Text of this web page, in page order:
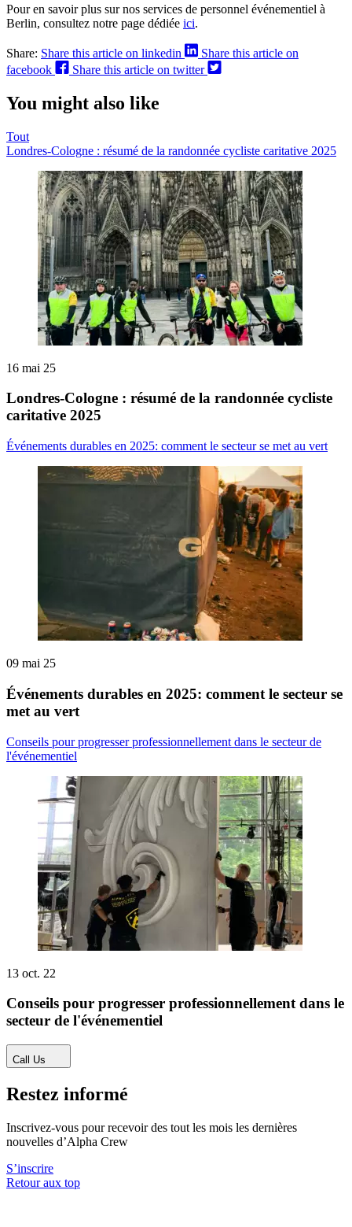
Pour en savoir plus sur nos services de personnel événementiel à
Berlin, consultez notre page dédiée ici.
Share: Share this article on linkedin
Share this article on
facebook
Share this article on twitter
You might also like
Tout
Londres-Cologne : résumé de la randonnée cycliste caritative 2025
16 mai 25
Londres-Cologne : résumé de la randonnée cycliste
caritative 2025
Événements durables en 2025: comment le secteur se met au vert
09 mai 25
Événements durables en 2025: comment le secteur se
met au vert
Conseils pour progresser professionnellement dans le secteur de
l'événementiel
13 oct. 22
Conseils pour progresser professionnellement dans le
secteur de l'événementiel
Call Us
Restez informé
Inscrivez-vous pour recevoir des tout les mois les dernières
nouvelles d’Alpha Crew
S’inscrire
Retour aux top